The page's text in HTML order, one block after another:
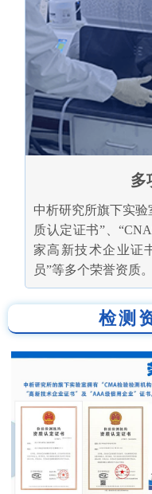
多
中析研究所旗下实
质认定证书”、
家高新技术企业证
员”等多个荣誉资质。
检测